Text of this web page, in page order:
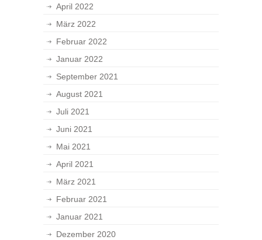
April 2022
März 2022
Februar 2022
Januar 2022
September 2021
August 2021
Juli 2021
Juni 2021
Mai 2021
April 2021
März 2021
Februar 2021
Januar 2021
Dezember 2020